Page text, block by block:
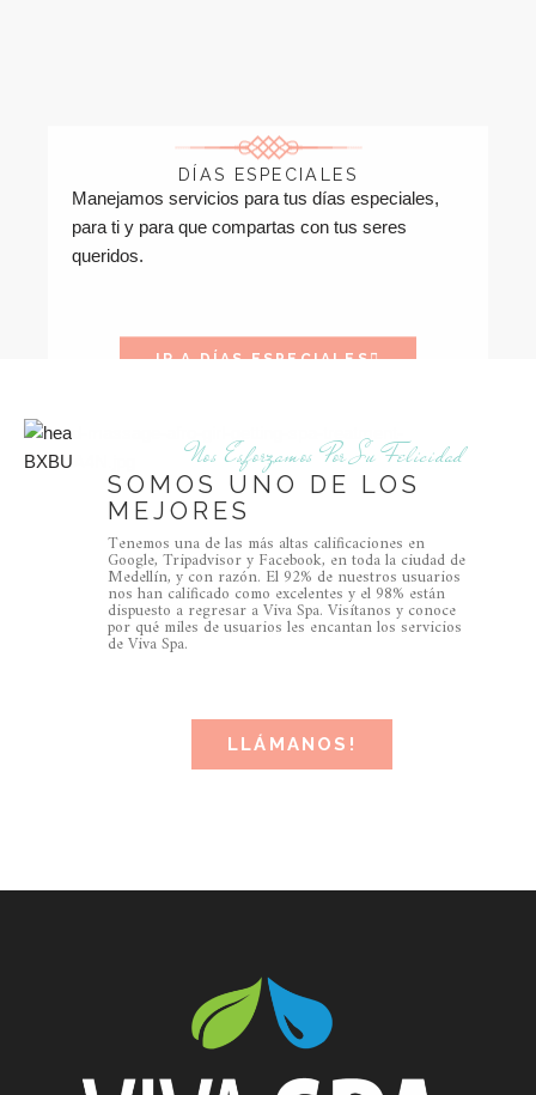
DÍAS ESPECIALES
Manejamos servicios para tus días especiales,
para ti y para que compartas con tus seres
queridos.
IR A DÍAS ESPECIALES
Nos Esforzamos Por Su Felicidad
SOMOS UNO DE LOS
MEJORES
Tenemos una de las más altas calificaciones en
Google, Tripadvisor y Facebook, en toda la ciudad de
Medellín, y con razón. El 92% de nuestros usuarios
nos han calificado como excelentes y el 98% están
dispuesto a regresar a Viva Spa. Visítanos y conoce
por qué miles de usuarios les encantan los servicios
de Viva Spa.
LLÁMANOS!